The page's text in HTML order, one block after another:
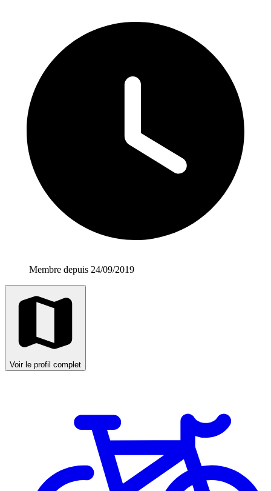
Membre depuis 24/09/2019
Voir le profil complet